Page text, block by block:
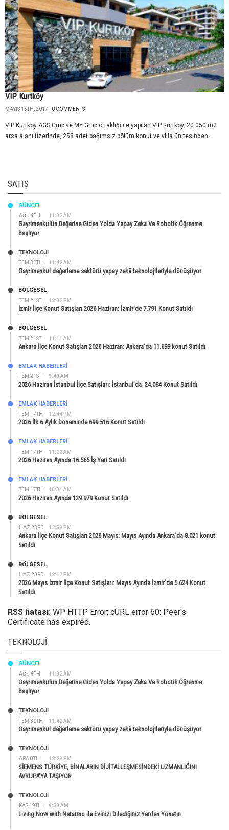
VIP Kurtköy
MAYIS 15TH, 2017 | 0 COMMENTS
VIP Kurtköy AGS Grup ve MY Grup ortaklığı ile yapılan VIP Kurtköy; 20.050 m2
arsa alanı üzerinde, 258 adet bağımsız bölüm konut ve villa ünitesinden...
SATIŞ
AĞU 4TH 11:02 AM
GÜNCEL
Gayrimenkulün Değerine Giden Yolda Yapay Zeka Ve Robotik Öğrenme
Başlıyor
TEM 30TH 11:42 AM
TEKNOLOJİ
Gayrimenkul değerleme sektörü yapay zekâ teknolojileriyle dönüşüyor
TEM 21ST 12:02 PM
BÖLGESEL
İzmir İlçe Konut Satışları 2026 Haziran: İzmir’de 7.791 Konut Satıldı
TEM 21ST 11:11 AM
BÖLGESEL
Ankara İlçe Konut Satışları 2026 Haziran: Ankara’da 11.699 konut Satıldı
TEM 21ST 9:40 AM
EMLAK HABERLERI
2026 Haziran İstanbul İlçe Satışları: İstanbul’da 24.084 Konut Satıldı
TEM 17TH 12:44 PM
EMLAK HABERLERI
2026 İlk 6 Aylık Döneminde 699.516 Konut Satıldı
TEM 17TH 11:22 AM
EMLAK HABERLERI
2026 Haziran Ayında 16.565 İş Yeri Satıldı
TEM 17TH 10:31 AM
EMLAK HABERLERI
2026 Haziran Ayında 129.979 Konut Satıldı
HAZ 23RD 12:59 PM
BÖLGESEL
Ankara İlçe Konut Satışları 2026 Mayıs: Mayıs Ayında Ankara’da 8.021 konut
Satıldı
HAZ 23RD 12:17 PM
BÖLGESEL
2026 Mayıs İzmir İlçe Konut Satışları: Mayıs Ayında İzmir’de 5.624 Konut
Satıldı
RSS hatası: WP HTTP Error: cURL error 60: Peer's
Certificate has expired.
TEKNOLOJI
AĞU 4TH 11:02 AM
GÜNCEL
Gayrimenkulün Değerine Giden Yolda Yapay Zeka Ve Robotik Öğrenme
Başlıyor
TEM 30TH 11:42 AM
TEKNOLOJİ
Gayrimenkul değerleme sektörü yapay zekâ teknolojileriyle dönüşüyor
ARA 8TH 12:29 PM
TEKNOLOJİ
SİEMENS TÜRKİYE, BİNALARIN DİJİTALLEŞMESİNDEKİ UZMANLIĞINI
AVRUPA’YA TAŞIYOR
KAS 19TH 9:50 AM
TEKNOLOJİ
Living Now with Netatmo ile Evinizi Dilediğiniz Yerden Yönetin